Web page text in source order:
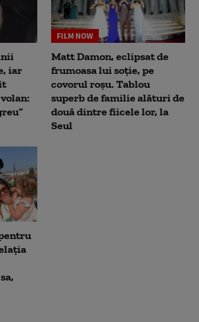
iar
FILM NOW
Matt Damon, eclipsat de
frumoasa lui soție, pe
covorul roșu. Tablou
superb de familie alături de
două dintre fiicele lor, la
Seul